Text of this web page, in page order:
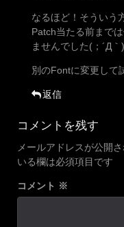
なるほど！そういう
Patch当たる前まで
ませんでした(；´Д｀)
別のFontに変更して
返信
コメントを残す
メールアドレスが公開
いる欄は必須項目です
コメント ※